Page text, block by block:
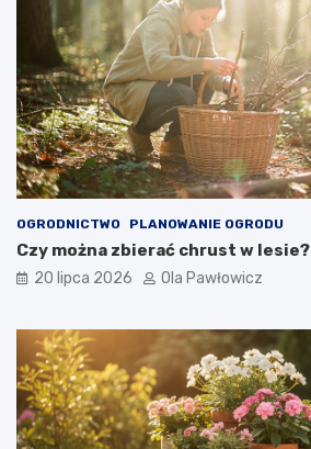
OGRODNICTWO PLANOWANIE OGRODU
Czy można zbierać chrust w lesie?
20 lipca 2026 Ola Pawłowicz